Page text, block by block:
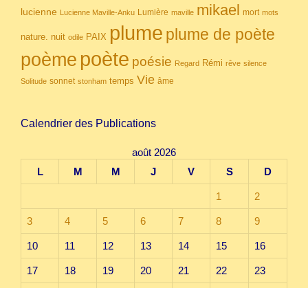
lucienne Lucienne Maville-Anku Lumière maville mikael mort mots
nature. nuit odile PAIX plume plume de poète
poème poète poésie Regard Rémi rêve silence
Solitude sonnet stonham temps Vie âme
Calendrier des Publications
août 2026
L
M M J V S D
1 2
3 4 5 6 7 8 9
10 11 12 13 14 15 16
17 18 19 20 21 22 23